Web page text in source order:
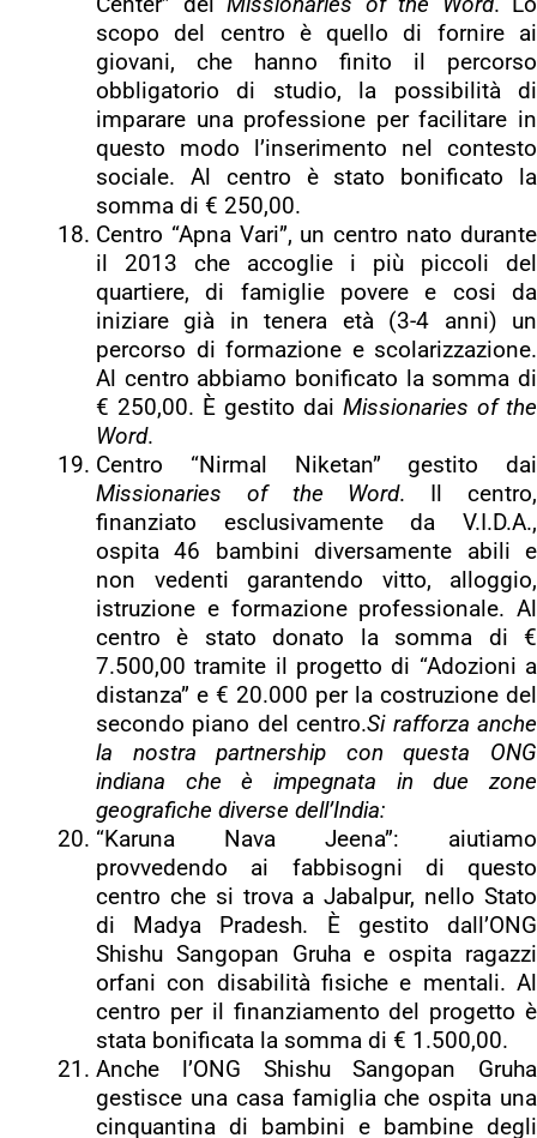
scopo del centro è quello di fornire ai
giovani, che hanno finito il percorso
obbligatorio di studio, la possibilità di
imparare una professione per facilitare in
questo modo l’inserimento nel contesto
sociale. Al centro è stato bonificato la
somma di € 250,00.
Centro “Apna Vari”, un centro nato durante
il 2013 che accoglie i più piccoli del
quartiere, di famiglie povere e cosi da
iniziare già in tenera età (3-4 anni) un
percorso di formazione e scolarizzazione.
Al centro abbiamo bonificato la somma di
€ 250,00. È gestito dai Missionaries of the
Word.
Centro “Nirmal Niketan” gestito dai
Missionaries of the Word. Il centro,
finanziato esclusivamente da V.I.D.A.,
ospita 46 bambini diversamente abili e
non vedenti garantendo vitto, alloggio,
istruzione e formazione professionale. Al
centro è stato donato la somma di €
7.500,00 tramite il progetto di “Adozioni a
distanza” e € 20.000 per la costruzione del
secondo piano del centro.Si rafforza anche
la nostra partnership con questa ONG
indiana che è impegnata in due zone
geografiche diverse dell’India:
“Karuna Nava Jeena”: aiutiamo
provvedendo ai fabbisogni di questo
centro che si trova a Jabalpur, nello Stato
di Madya Pradesh. È gestito dall’ONG
Shishu Sangopan Gruha e ospita ragazzi
orfani con disabilità fisiche e mentali. Al
centro per il finanziamento del progetto è
stata bonificata la somma di € 1.500,00.
Anche l’ONG Shishu Sangopan Gruha
gestisce una casa famiglia che ospita una
cinquantina di bambini e bambine degli